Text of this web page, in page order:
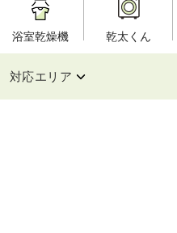
浴室乾燥機 乾太くん
対応エリア